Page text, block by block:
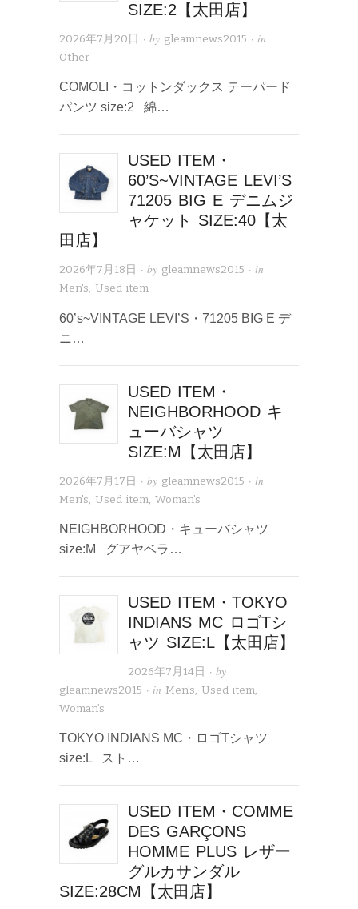
SIZE:2【太田店】
2026年7月20日 · by gleamnews2015 · in
Other
COMOLI・コットンダックス テーパード
パンツ size:2 綿…
USED ITEM・
60’S~VINTAGE LEVI’S
71205 BIG E デニムジ
ャケット SIZE:40【太
田店】
2026年7月18日 · by gleamnews2015 · in
Men's, Used item
60’s~VINTAGE LEVI’S・71205 BIG E デ
ニ…
USED ITEM・
NEIGHBORHOOD キ
ューバシャツ
SIZE:M【太田店】
2026年7月17日 · by gleamnews2015 · in
Men's, Used item, Woman’s
NEIGHBORHOOD・キューバシャツ
size:M グアヤベラ…
USED ITEM・TOKYO
INDIANS MC ロゴTシ
ャツ SIZE:L【太田店】
2026年7月14日 · by
gleamnews2015 · in Men's, Used item,
Woman’s
TOKYO INDIANS MC・ロゴTシャツ
size:L スト…
USED ITEM・COMME
DES GARÇONS
HOMME PLUS レザー
グルカサンダル
SIZE:28CM【太田店】